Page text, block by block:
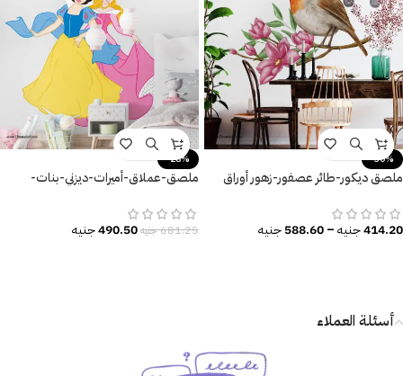
-30%
ملصق ديكور-طائر عصفور-زهور أوراق
414.20جنيه–
588.60جنيه
-28%
ملصق-عملاق-أميرات-ديزني-بنات-
681.25جنيه490.50جنيه
أسئلة العملاء